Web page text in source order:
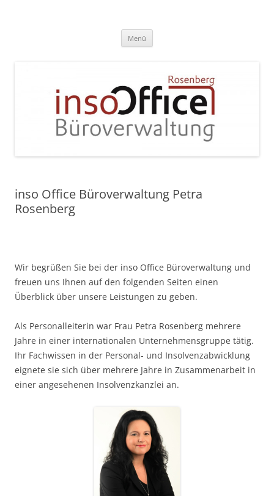
Menü
inso Office Büroverwaltung Petra
Rosenberg
Wir begrüßen Sie bei der inso Office Büroverwaltung und
freuen uns Ihnen auf den folgenden Seiten einen
Überblick über unsere Leistungen zu geben.
Als Personalleiterin war Frau Petra Rosenberg mehrere
Jahre in einer internationalen Unternehmensgruppe tätig.
Ihr Fachwissen in der Personal- und Insolvenzabwicklung
eignete sie sich über mehrere Jahre in Zusammenarbeit in
einer angesehenen Insolvenzkanzlei an.